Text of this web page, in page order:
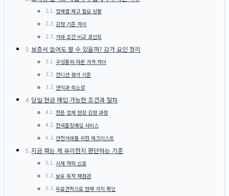
업체별 재고 필요 상황
감정 기준 차이
거래 조건 비교 포인트
보증서 없어도 팔 수 있을까? 감가 요인 정리
구성품에 따른 가격 차이
컨디션 평가 기준
연식과 희소성
당일 현금 매입 가능한 조건과 절차
전문 업체 현장 감정 과정
전국출장매입 서비스
안전거래를 위한 체크리스트
지금 파는 게 유리한지 판단하는 기준
시세 하락 신호
보유 목적 재점검
무료견적으로 현재 가치 확인